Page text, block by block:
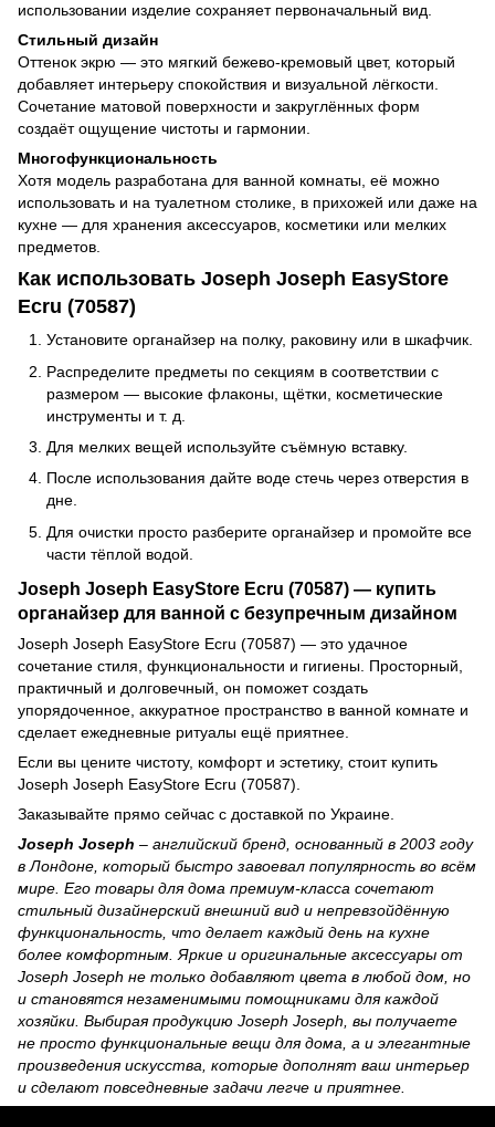
использовании изделие сохраняет первоначальный вид.
Стильный дизайн
Оттенок экрю — это мягкий бежево-кремовый цвет, который
добавляет интерьеру спокойствия и визуальной лёгкости.
Сочетание матовой поверхности и закруглённых форм
создаёт ощущение чистоты и гармонии.
Многофункциональность
Хотя модель разработана для ванной комнаты, её можно
использовать и на туалетном столике, в прихожей или даже на
кухне — для хранения аксессуаров, косметики или мелких
предметов.
Как использовать Joseph Joseph EasyStore
Ecru (70587)
Установите органайзер на полку, раковину или в шкафчик.
Распределите предметы по секциям в соответствии с
размером — высокие флаконы, щётки, косметические
инструменты и т. д.
Для мелких вещей используйте съёмную вставку.
После использования дайте воде стечь через отверстия в
дне.
Для очистки просто разберите органайзер и промойте все
части тёплой водой.
Joseph Joseph EasyStore Ecru (70587) — купить
органайзер для ванной с безупречным дизайном
Joseph Joseph EasyStore Ecru (70587) — это удачное
сочетание стиля, функциональности и гигиены. Просторный,
практичный и долговечный, он поможет создать
упорядоченное, аккуратное пространство в ванной комнате и
сделает ежедневные ритуалы ещё приятнее.
Если вы цените чистоту, комфорт и эстетику, стоит купить
Joseph Joseph EasyStore Ecru (70587).
Заказывайте прямо сейчас с доставкой по Украине.
Joseph Joseph – английский бренд, основанный в 2003 году
в Лондоне, который быстро завоевал популярность во всём
мире. Его товары для дома премиум-класса сочетают
стильный дизайнерский внешний вид и непревзойдённую
функциональность, что делает каждый день на кухне
более комфортным. Яркие и оригинальные аксессуары от
Joseph Joseph не только добавляют цвета в любой дом, но
и становятся незаменимыми помощниками для каждой
хозяйки. Выбирая продукцию Joseph Joseph, вы получаете
не просто функциональные вещи для дома, а и элегантные
произведения искусства, которые дополнят ваш интерьер
и сделают повседневные задачи легче и приятнее.